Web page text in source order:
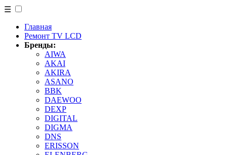
☰
Главная
Ремонт TV LCD
Бренды:
AIWA
AKAI
AKIRA
ASANO
BBK
DAEWOO
DEXP
DIGITAL
DIGMA
DNS
ERISSON